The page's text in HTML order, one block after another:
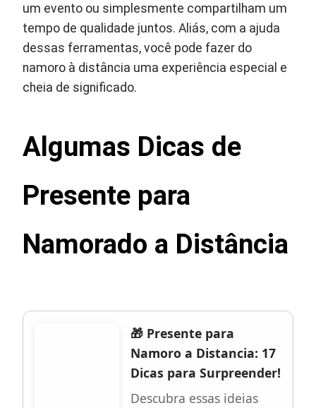
um evento ou simplesmente compartilham um
tempo de qualidade juntos. Aliás, com a ajuda
dessas ferramentas, você pode fazer do
namoro à distância uma experiência especial e
cheia de significado.
Algumas Dicas de
Presente para
Namorado a Distância
🎁 Presente para
Namoro a Distancia: 17
Dicas para Surpreender!
Descubra essas ideias